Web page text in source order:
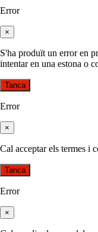
Error
×
S'ha produït un error en
intentar en una estona o
Tanca
Error
×
Cal acceptar els termes i
Tanca
Error
×